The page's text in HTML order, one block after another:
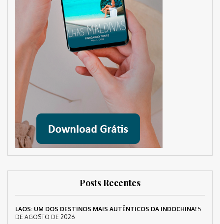
Posts Recentes
LAOS: UM DOS DESTINOS MAIS AUTÊNTICOS DA INDOCHINA! 5
DE AGOSTO DE 2026